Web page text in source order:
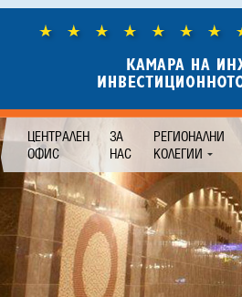
ЦЕНТРАЛЕН
ОФИС
ЗА
НАС
РЕГИОНАЛНИ
КОЛЕГИИ